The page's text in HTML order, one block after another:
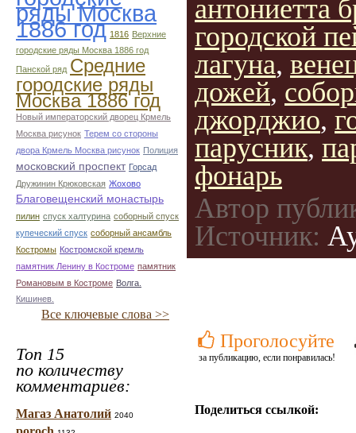
ряды Москва
1886 год 1816 Верхние
городские ряды Москва 1886 год
Панской ряд Средние
городские ряды
Москва 1886 год
Новый императорский дворец Крмель
Москва рисунок Терем со стороны
двора Крмель Москва рисунок Полиция
московский проспект Горсад
Дружинин Крюковская Жохово
Благовещенский монастырь
пилин спуск халтурина соборный спуск
купеческий спуск соборный ансамбль
Костромы Костромской кремль
памятник Ленину в Костроме памятник
Романовым в Костроме Волга.
Кишинев.
Все ключевые слова >>
Топ 15
по количеству
комментариев:
Магаз Анатолий 2040
антониетта
городской
лагуна,
дожей,
джорджио,
парусник,
фонарь
Автор
Источник:
Проголосуйте
за публикацию, если понравилась!
Поделиться ссылкой: